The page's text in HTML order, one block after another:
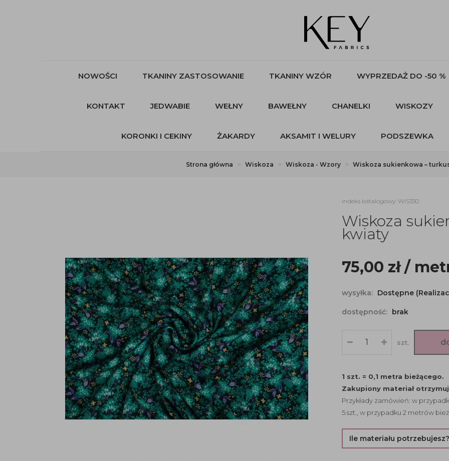
NOWOŚCI TKANINY ZASTOSOWANIE TKANINY WZÓR WYPRZEDAŻ DO -50 %
KONTAKT JEDWABIE WEŁNY BAWEŁNY CHANELKI WISKOZY
KORONKI I CEKINY ŻAKARDY AKSAMIT I WELURY PODSZEWKA
Strona główna Wiskoza Wiskoza - Wzory Wiskoza sukienkowa –
indeks katalogowy: WIS330
Wiskoza
kwiaty
75,00 zł/
wysyłka: Dostępne
dostępność: brak
szt.
1 szt. = 0,1 metra bieżącego.
Zakupiony materiał
Przykłady zamówień: w
5 szt., w przypadku 2 metrów
Ile materiału potrzebujesz?